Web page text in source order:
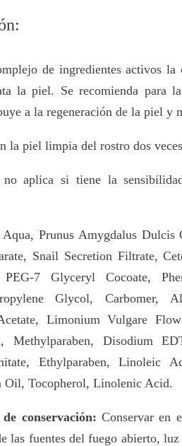
de ingredientes activos la
la piel. Se recomienda para
a la regeneración de la piel
la piel limpia del rostro dos
no aplica si tiene la
Aqua, Prunus Amygdalus
Snail Secretion Filtrate,
7 Glyceryl Cocoate,
Glycol, Carbomer,
Limonium Vulgare
Methylparaben, Disodium
Ethylparaben, Linoleic
Oil, Tocopherol, Linolenic Acid.
conservación: Conservar en
las fuentes del fuego abierto,